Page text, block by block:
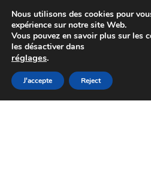
Colissimo livraison à
Du lundi au
Aller
à
Aller
au
Nous utilisons des cookies pour
expérience sur notre site Web.
Vous pouvez en savoir plus sur les
les désactiver dans
réglages.
J'accepte Reject